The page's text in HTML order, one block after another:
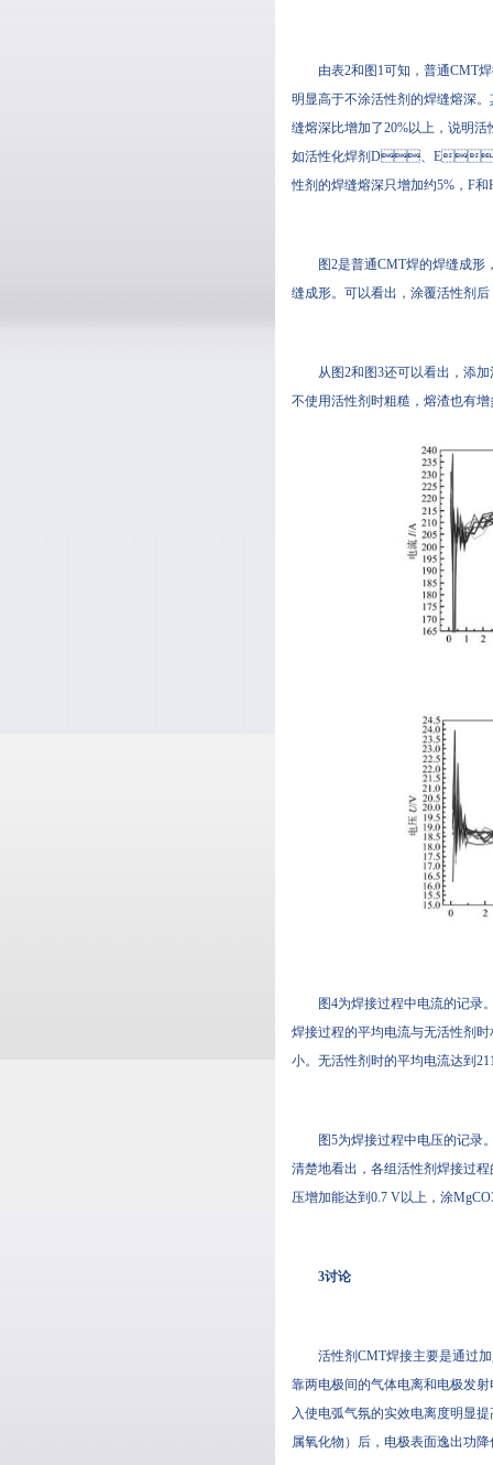
由表2和图1可知，普通
明显高于不涂活性剂的焊缝熔深
缝熔深比增加了20%以上，
如活性化焊剂D、E、B明
性剂的焊缝熔深只增加约5%，F和H
图2是普通CMT焊的焊缝成
缝成形。可以看出，涂覆活性剂
从图2和图3还可以看出，添
不使用活性剂时粗糙，熔渣也有增
图4为焊接过程中电流的记录
焊接过程的平均电流与无活性剂时
小。无活性剂时的平均电流
图5为焊接过程中电压的记录
清楚地看出，各组活性剂焊接过程
压增加能达到0.7 V以上，涂
3讨论
活性剂CMT焊接主要是通过加
靠两电极间的气体电离和电极发射电
入使电弧气氛的实效电离度明显提
属氧化物）后，电极表面逸出功降